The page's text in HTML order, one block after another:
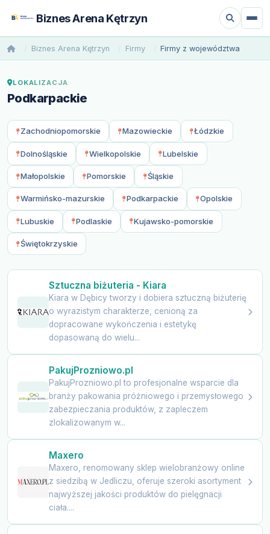
Biznes Arena Kętrzyn
Biznes Arena Kętrzyn Firmy Firmy z województwa
LOKALIZACJA
Podkarpackie
Zachodniopomorskie Mazowieckie Łódzkie
Dolnośląskie Wielkopolskie Lubelskie
Małopolskie Pomorskie Śląskie
Warmińsko-mazurskie Podkarpackie Opolskie
Lubuskie Podlaskie Kujawsko-pomorskie
Świętokrzyskie
Sztuczna biżuteria - Kiara
Kiara w Dębicy tworzy i dobiera sztuczną biżuterię
o wyrazistym charakterze, cenioną za
dopracowane wykończenia i estetykę
dopasowaną do wielu...
PakujProzniowo.pl
PakujProzniowo.pl to profesjonalne wsparcie dla
branży pakowania próżniowego i przemysłowego
zabezpieczania produktów, z zapleczem
zlokalizowanym w...
Maxero
Maxero, renomowany sklep wielobranżowy online
z siedzibą w Jedliczu, oferuje szeroki asortyment
najwyższej jakości produktów do pielęgnacji
ciała....